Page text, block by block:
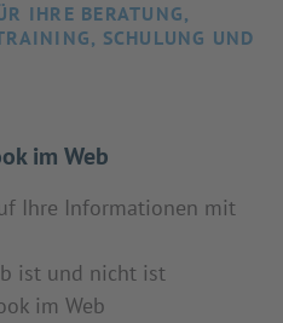
IHRE BERATUNG,
SCHULUNG UND
im Web
Ihre Informationen mit
ist und nicht ist
im Web